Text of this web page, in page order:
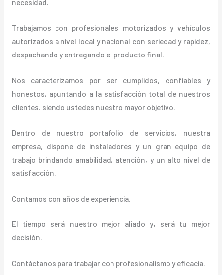
necesidad.
Trabajamos con profesionales motorizados y vehículos
autorizados a nivel local y nacional con seriedad y rapidez,
despachando y entregando el producto final.
Nos caracterizamos por ser cumplidos, confiables y
honestos, apuntando a la satisfacción total de nuestros
clientes, siendo ustedes nuestro mayor objetivo.
Dentro de nuestro portafolio de servicios, nuestra
empresa, dispone de instaladores y un gran equipo de
trabajo brindando amabilidad, atención, y un alto nivel de
satisfacción.
Contamos con años de experiencia.
El tiempo será nuestro mejor aliado y, será tu mejor
decisión.
Contáctanos para trabajar con profesionalismo y eficacia.